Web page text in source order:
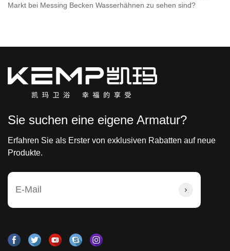
Markt bei Messing Becken Wasserhähnen zu sehen sind?
Sie suchen eine eigene Armatur?
Erfahren Sie als Erster von exklusiven Rabatten auf neue
Produkte.